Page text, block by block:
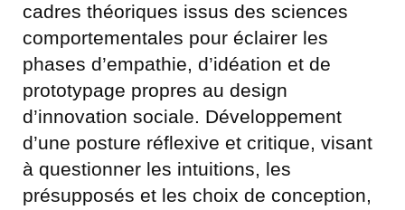
cadres théoriques issus des sciences
comportementales pour éclairer les
phases d’empathie, d’idéation et de
prototypage propres au design
d’innovation sociale. Développement
d’une posture réflexive et critique, visant
à questionner les intuitions, les
présupposés et les choix de conception,